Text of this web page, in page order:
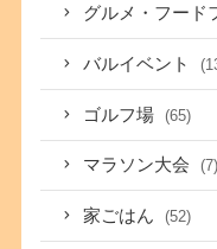
グルメ・フード
バルイベント
ゴルフ場 (65)
マラソン大会 (7)
家ごはん (52)